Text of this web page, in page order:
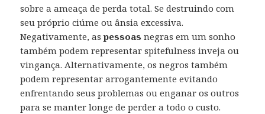
sobre a ameaça de perda total. Se destruindo com
seu próprio ciúme ou ânsia excessiva.
Negativamente, aspessoas negras em um sonho
também podem representar spitefulness inveja ou
vingança. Alternativamente, os negros também
podem representar arrogantemente evitando
enfrentando seus problemas ou enganar os outros
para se manter longe de perder a todo o custo.